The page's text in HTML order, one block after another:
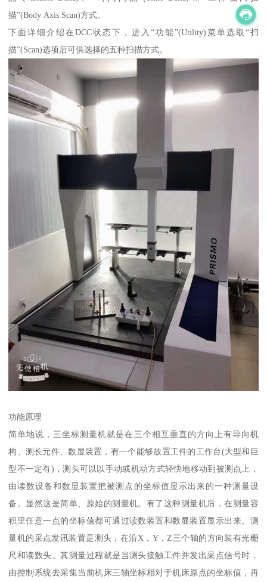
描”(Body Axis Scan)方式。
下面详细介绍在DCC状态下，进入“功能”(Utility)菜单选取“扫
描”(Scan)选项后可供选择的五种扫描方式。
功能原理
简单地说，三坐标测量机就是在三个相互垂直的方向上有导向机
构、测长元件、数显装置，有一个能够放置工件的工作台(大型和巨
型不一定有)，测头可以以手动或机动方式轻快地移动到被测点上，
由读数设备和数显装置把被测点的坐标值显示出来的一种测量设
备。显然这是简单、原始的测量机。有了这种测量机后，在测量容
积里任意一点的坐标值都可通过读数装置和数显装置显示出来。测
量机的采点发讯装置是测头，在沿X，Y，Z三个轴的方向装有光栅
尺和读数头。其测量过程就是当测头接触工件并发出采点信号时，
由控制系统去采集当前机床三轴坐标相对于机床原点的坐标值，再